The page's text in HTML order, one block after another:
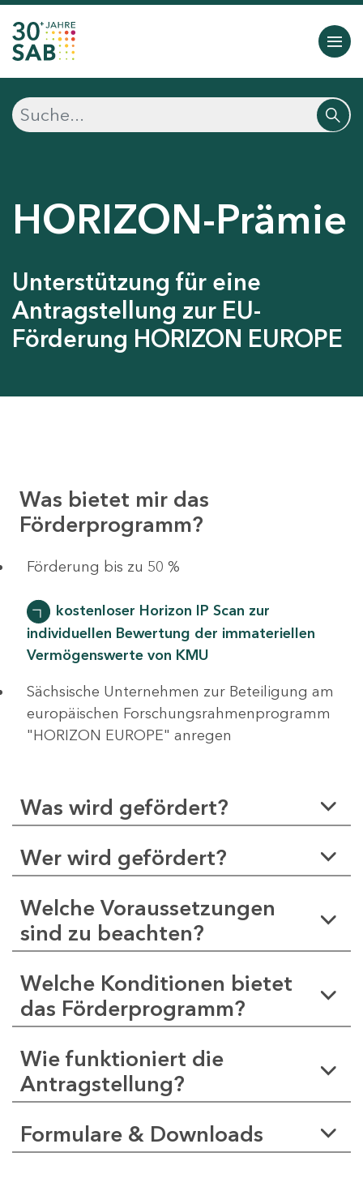
HORIZON-Prämie
Unterstützung für eine
Antragstellung zur EU-
Förderung HORIZON EUROPE
Was bietet mir das
Förderprogramm?
Förderung bis zu 50 %
kostenloser Horizon IP Scan zur
individuellen Bewertung der immateriellen
Vermögenswerte von KMU
Sächsische Unternehmen zur Beteiligung am
europäischen Forschungsrahmenprogramm
"HORIZON EUROPE" anregen
Was wird gefördert?
Wer wird gefördert?
Welche Voraussetzungen
sind zu beachten?
Welche Konditionen bietet
das Förderprogramm?
Wie funktioniert die
Antragstellung?
Formulare & Downloads